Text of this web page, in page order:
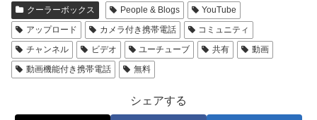
クーラーボックス People & Blogs
YouTube
アップロード
カメラ付き携帯電話
コミュニティ
チャンネル
ビデオ ユーチューブ 共有
動画
動画機能付き携帯電話
無料
シェアする